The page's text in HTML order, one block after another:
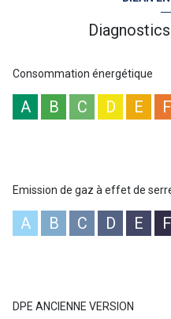
Un stationnement collectif
disposition de l’ensemble des
Pour plus d'informations ou
Lavandou -
“Les informations
exposé sont disponibles sur le
:www.georisques.gouv.fr”
Consommation énergétique
A B C D E F
Emission de gaz à effet de
A B C D E F
DPE ANCIENNE VERSION